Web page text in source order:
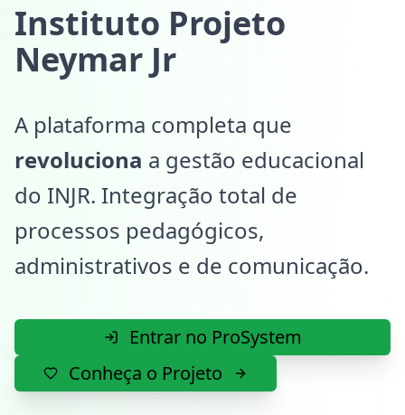
Instituto Projeto
Neymar Jr
A plataforma completa que
revoluciona a gestão educacional
do INJR. Integração total de
processos pedagógicos,
administrativos e de comunicação.
Entrar no ProSystem
Conheça o Projeto